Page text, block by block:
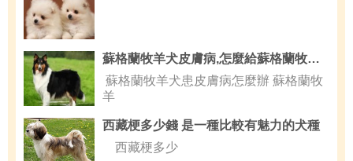
蘇格蘭牧羊犬皮膚病,怎麼給蘇格蘭牧羊犬起名
蘇格蘭牧羊犬患皮膚病怎麼辦 蘇格蘭牧
羊
西藏梗多少錢 是一種比較有魅力的犬種
西藏梗多少